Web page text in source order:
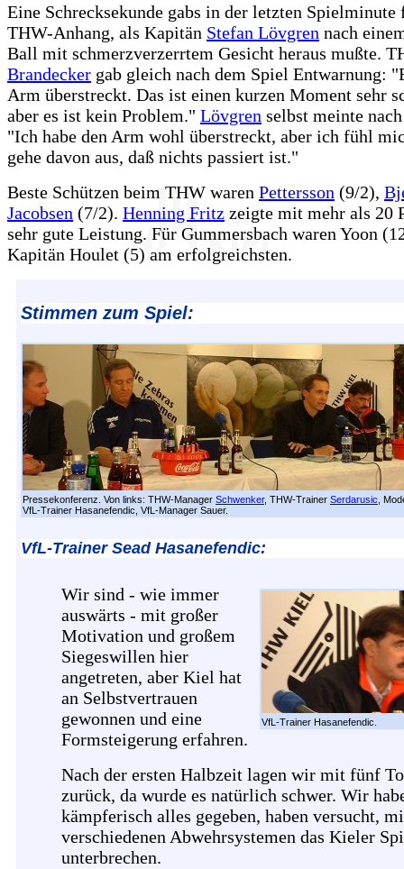
Eine Schrecksekunde gabs in der letzten Spielminute
THW-Anhang, als Kapitän Stefan Lövgren nach
Ball mit schmerzverzerrtem Gesicht heraus mußte.
Brandecker gab gleich nach dem Spiel Entwarnung:
Arm überstreckt. Das ist einen kurzen Moment sehr
aber es ist kein Problem." Lövgren selbst meinte
"Ich habe den Arm wohl überstreckt, aber ich fühl
gehe davon aus, daß nichts passiert ist."
Beste Schützen beim THW waren Pettersson (9/2),
Jacobsen (7/2). Henning Fritz zeigte mit mehr als 20
sehr gute Leistung. Für Gummersbach waren Yoon
Kapitän Houlet (5) am erfolgreichsten.
Stimmen zum Spiel:
Pressekonferenz. Von links: THW-Manager Schwenker, THW-Trainer Serdarusic ,
VfL-Trainer Hasanefendic, VfL-Manager Sauer.
VfL-Trainer Sead Hasanefendic:
VfL-Trainer Hasanefendic.
Wir sind - wie immer
auswärts - mit großer
Motivation und großem
Siegeswillen hier
angetreten, aber Kiel hat
an Selbstvertrauen
gewonnen und eine
Formsteigerung erfahren.
Nach der ersten Halbzeit lagen wir mit fünf
zurück, da wurde es natürlich schwer. Wir
kämpferisch alles gegeben, haben versucht,
verschiedenen Abwehrsystemen das Kieler
unterbrechen.